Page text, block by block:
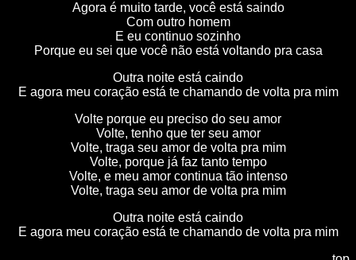
Agora é muito tarde, você está saindo
Com outro homem
E eu continuo sozinho
Porque eu sei que você não está voltando pra casa
Outra noite está caindo
E agora meu coração está te chamando de volta pra mim
Volte porque eu preciso do seu amor
Volte, tenho que ter seu amor
Volte, traga seu amor de volta pra mim
Volte, porque já faz tanto tempo
Volte, e meu amor continua tão intenso
Volte, traga seu amor de volta pra mim
Outra noite está caindo
E agora meu coração está te chamando de volta pra mim